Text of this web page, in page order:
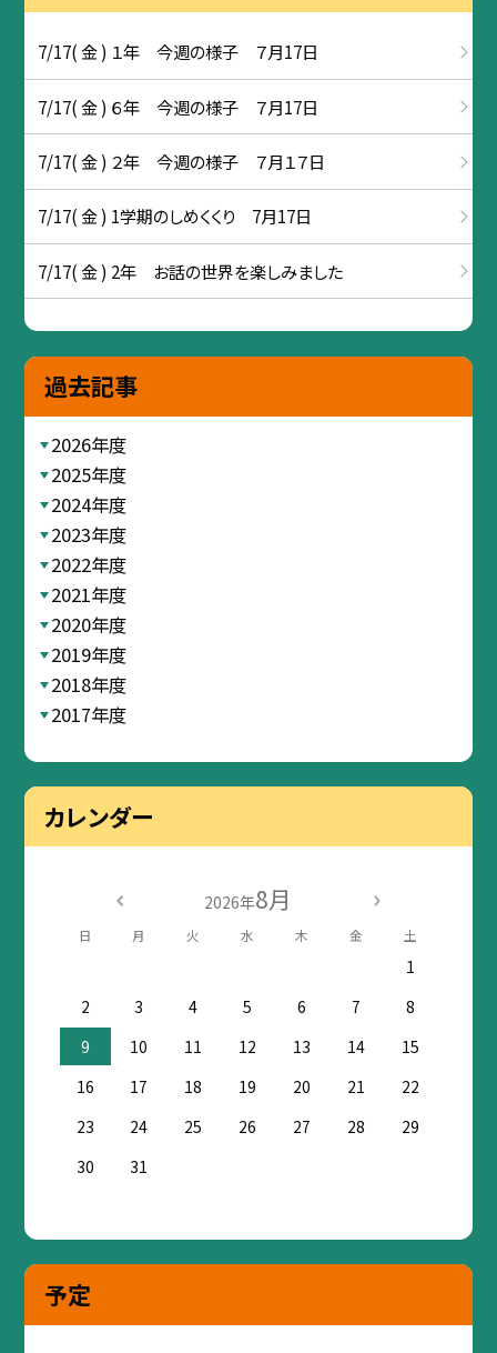
7/17( 金 ) １年 今週の様子 ７月17日
7/17( 金 ) ６年 今週の様子 ７月17日
7/17( 金 ) ２年 今週の様子 ７月１７日
7/17( 金 ) 1学期のしめくくり 7月17日
7/17( 金 ) 2年 お話の世界を楽しみました
過去記事
2026年度
2025年度
2024年度
2023年度
2022年度
2021年度
2020年度
2019年度
2018年度
2017年度
カレンダー
2026年8月
日 月 火 水 木 金 土
1
2
3 4 5 6 7
8
9
10 11 12 13 14
15
16
17 18 19 20 21
22
23
24 25 26 27 28
29
30
31
予定